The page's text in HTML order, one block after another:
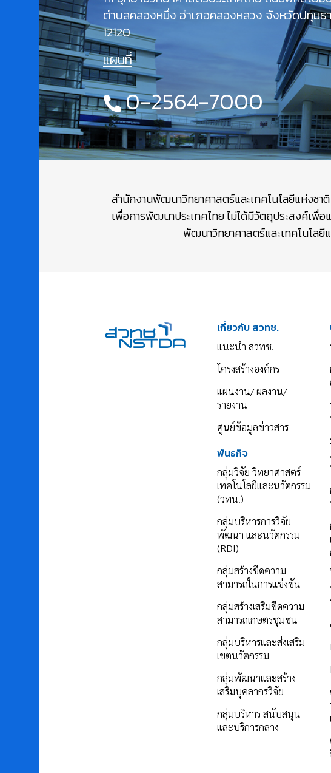
ตำบลคลองหนึ่ง อำเภอคลองหลวง จังหวัดปทุมธ
12120
แผนที่
0-2564-7000
สำนักงานพัฒนาวิทยาศาสตร์และเทคโนโลยีแห่งช
เพื่อการพัฒนาประเทศไทย ไม่ได้มีวัตถุประสงค์เพื่
พัฒนาวิทยาศาสตร์และเทคโนโลยี
เกี่ยวกับ สวทช.
แนะนำ สวทช.
โครงสร้างองค์กร
แผนงาน/ ผลงาน/
รายงาน
ศูนย์ข้อมูลข่าวสาร
พันธกิจ
กลุ่มวิจัย วิทยาศาสตร์
เทคโนโลยีและนวัตกรรม
(วทน.)
กลุ่มบริหารการวิจัย
พัฒนา และนวัตกรรม
(RDI)
กลุ่มสร้างขีดความ
สามารถในการแข่งขัน
กลุ่มสร้างเสริมขีดความ
สามารถเกษตรชุมชน
กลุ่มบริหารและส่งเสริม
เขตนวัตกรรม
กลุ่มพัฒนาและสร้าง
เสริมบุคลากรวิจัย
กลุ่มบริหาร สนับสนุน
และบริการกลาง